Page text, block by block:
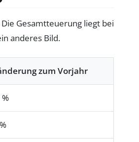
Gesamtteuerung liegt bei
anderes Bild.
zum Vorjahr